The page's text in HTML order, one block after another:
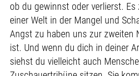
ob du gewinnst oder verlierst.
einer Welt in der Mangel und
Angst zu haben uns zur zweiten
ist. Und wenn du dich in deiner
siehst du vielleicht auch